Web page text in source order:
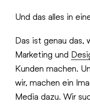
Und das alles in
Das ist genau das,
Marketing und
Kunden machen.
wir, machen ein
Media dazu. Wir